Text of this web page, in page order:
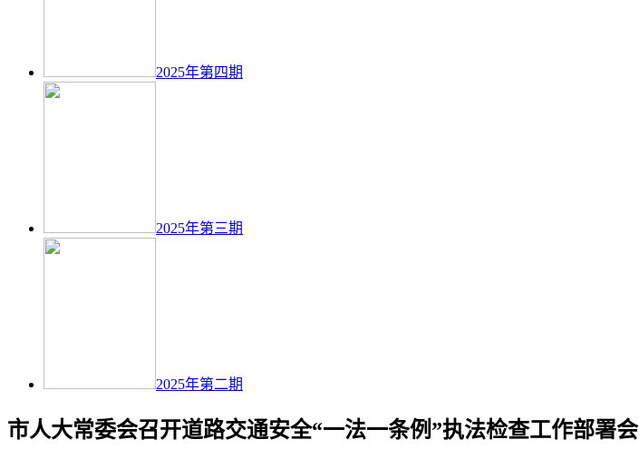
2025年第四期
2025年第三期
2025年第二期
市人大常委会召开道路交通安全“一法一条例”执法检查工作部署会